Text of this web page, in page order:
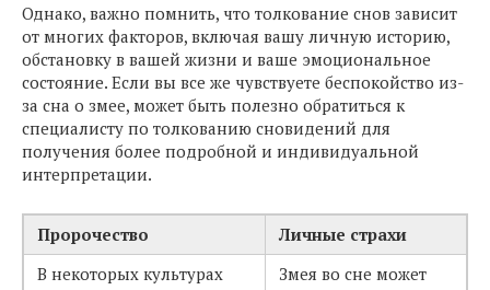
Однако, важно помнить, что толкование снов зависит
от многих факторов, включая вашу личную историю,
обстановку в вашей жизни и ваше эмоциональное
состояние. Если вы все же чувствуете беспокойство из-
за сна о змее, может быть полезно обратиться к
специалисту по толкованию сновидений для
получения более подробной и индивидуальной
интерпретации.
Пророчество
Личные страхи
В некоторых культурах
Змея во сне может